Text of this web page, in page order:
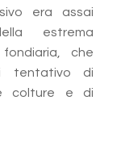
era assai
estrema
che
tentativo di
colture e di